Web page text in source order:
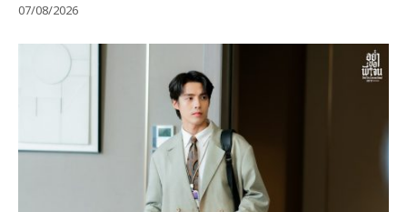
07/08/2026